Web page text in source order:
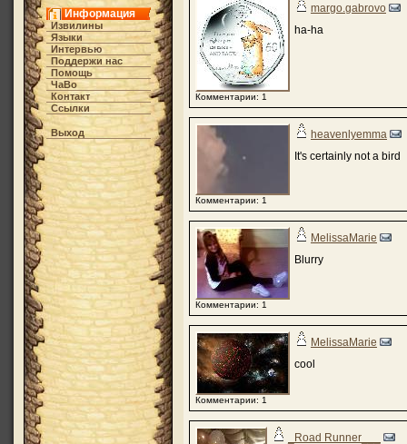
Информация
Извилины
Языки
Интервью
Поддержи нас
Помощь
ЧаВо
Контакт
Ссылки
Выход
Комментарии: 1
margo.gabrovo
ha-ha
Комментарии: 1
heavenlyemma
It's certainly not a bird
Комментарии: 1
MelissaMarie
Blurry
Комментарии: 1
MelissaMarie
cool
_Road Runner___